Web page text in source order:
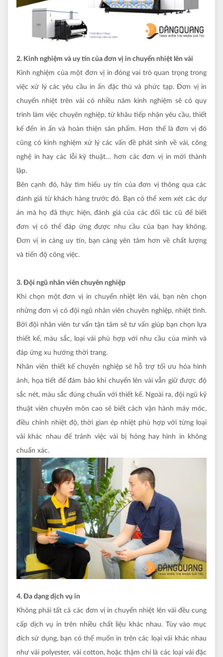
2. Kinh nghiệm và uy tín của đơn vị in chuyển nhiệt lên vải
Kinh nghiệm của một đơn vị in đóng vai trò quan trọng trong
việc xử lý các yêu cầu in ấn đặc thù và phức tạp. Đơn vị in
chuyển nhiệt trên vải có nhiều năm kinh nghiệm sẽ có quy
trình làm việc chuyên nghiệp, từ khâu tiếp nhận yêu cầu, thiết
kế đến in ấn và hoàn thiện sản phẩm. Hơn thế là đơn vị đó
cũng có kinh nghiệm xử lý các vấn đề phát sinh về vải, công
nghệ in hay các lỗi kỹ thuật… hơn các đơn vị in mới thành
lập.
Bên cạnh đó, hãy tìm hiểu uy tín của đơn vị thông qua các
đánh giá từ khách hàng trước đó. Bạn có thể xem xét các dự
án mà họ đã thực hiện, đánh giá của các đối tác cũ để biết
đơn vị có thể đáp ứng được nhu cầu của bạn hay không.
Đơn vị in càng uy tín, bạn càng yên tâm hơn về chất lượng
và tiến độ công việc.
3. Đội ngũ nhân viên chuyên nghiệp
Khi chọn một đơn vị in chuyển nhiệt lên vải, bạn nên chọn
những đơn vị có đội ngũ nhân viên chuyên nghiệp, nhiệt tình.
Bởi đội nhân viên tư vấn tận tâm sẽ tư vấn giúp bạn chọn lựa
thiết kế, màu sắc, loại vải phù hợp với nhu cầu của mình và
đáp ứng xu hướng thời trang.
Nhân viên thiết kế chuyên nghiệp sẽ hỗ trợ tối ưu hóa hình
ảnh, họa tiết để đảm bảo khi chuyển lên vải vẫn giữ được độ
sắc nét, màu sắc đúng chuẩn với thiết kế. Ngoài ra, đội ngũ kỹ
thuật viên chuyên môn cao sẽ biết cách vận hành máy móc,
điều chỉnh nhiệt độ, thời gian ép nhiệt phù hợp với từng loại
vải khác nhau để tránh việc vải bị hỏng hay hình in không
chuẩn xác.
4. Đa dạng dịch vụ in
Không phải tất cả các đơn vị in chuyển nhiệt lên vải đều cung
cấp dịch vụ in trên nhiều chất liệu khác nhau. Tùy vào mục
đích sử dụng, bạn có thể muốn in trên các loại vải khác nhau
như vải polyester, vải cotton, hoặc thậm chí là các loại vải đặc